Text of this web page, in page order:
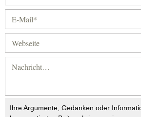
Ihre Argumente, Gedanken oder